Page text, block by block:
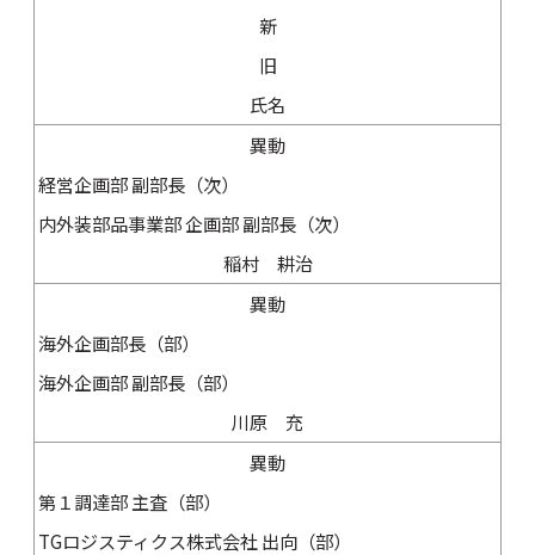
新
旧
氏名
異動
経営企画部 副部長（次）
内外装部品事業部 企画部 副部長（次）
稲村 耕治
異動
海外企画部長（部）
海外企画部 副部長（部）
川原 充
異動
第１調達部 主査（部）
TGロジスティクス株式会社 出向（部）